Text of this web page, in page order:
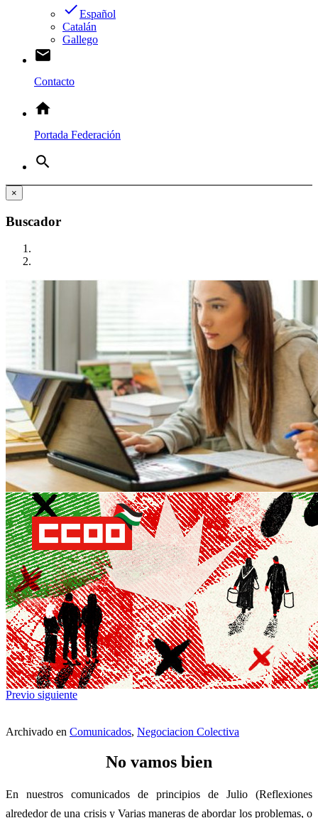
doneEspañol
Catalán
Gallego
email
Contacto
home
Portada Federación
search
×
Buscador
Previo siguiente
Archivado en Comunicados, Negociacion Colectiva
No vamos bien
En nuestros comunicados de principios de Julio (Reflexiones
alrededor de una crisis y Varias maneras de abordar los problemas, o